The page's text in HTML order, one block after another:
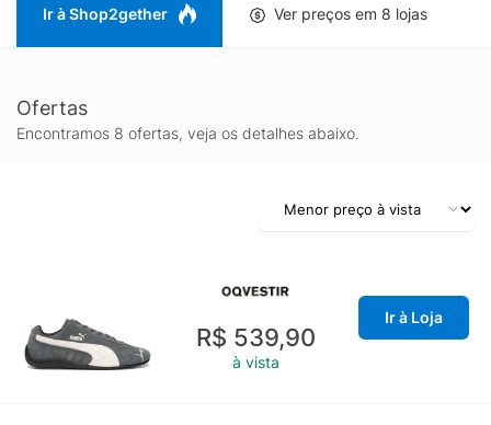
Ir à Shop2gether Ver preços em 8 lojas
Ofertas
Encontramos 8 ofertas, veja os detalhes abaixo.
R$ 539,90
à vista
Ir à Loja